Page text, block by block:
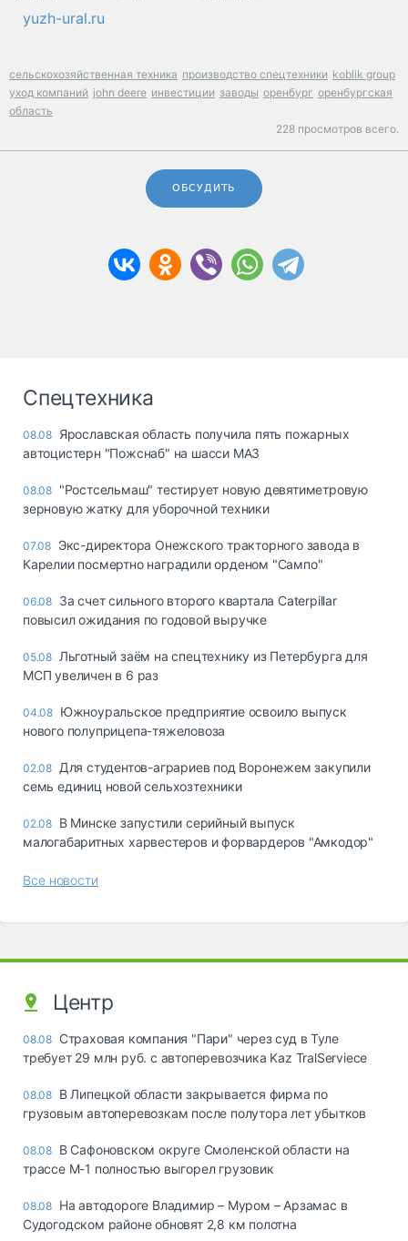
yuzh-ural.ru
сельскохозяйственная техника производство спецтехники koblik group
уход компаний john deere инвестиции заводы оренбург оренбургская
область
228 просмотров всего.
ОБСУДИТЬ
Спецтехника
08.08 Ярославская область получила пять пожарных
автоцистерн "Пожснаб" на шасси МАЗ
08.08 "Ростсельмаш" тестирует новую девятиметровую
зерновую жатку для уборочной техники
07.08 Экс-директора Онежского тракторного завода в
Карелии посмертно наградили орденом "Сампо"
06.08 За счет сильного второго квартала Caterpillar
повысил ожидания по годовой выручке
05.08 Льготный заём на спецтехнику из Петербурга для
МСП увеличен в 6 раз
04.08 Южноуральское предприятие освоило выпуск
нового полуприцепа-тяжеловоза
02.08 Для студентов-аграриев под Воронежем закупили
семь единиц новой сельхозтехники
02.08 В Минске запустили серийный выпуск
малогабаритных харвестеров и форвардеров "Амкодор"
Все новости
Центр
08.08 Страховая компания "Пари" через суд в Туле
требует 29 млн руб. с автоперевозчика Kaz TralServiece
08.08 В Липецкой области закрывается фирма по
грузовым автоперевозкам после полутора лет убытков
08.08 В Сафоновском округе Смоленской области на
трассе М-1 полностью выгорел грузовик
08.08 На автодороге Владимир – Муром – Арзамас в
Судогодском районе обновят 2,8 км полотна